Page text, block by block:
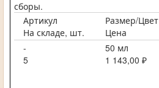
сборы.
Артикул
Размер/Цвет
На складе, шт.
Цена
-
50 мл
5
1 143,00 ₽